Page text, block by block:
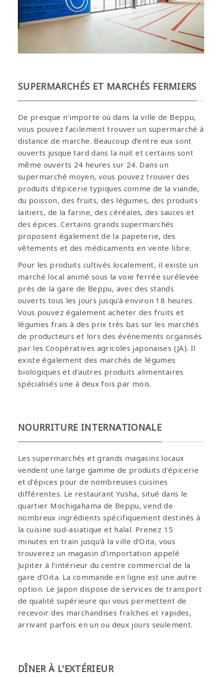
SUPERMARCHÉS ET MARCHÉS FERMIERS
De presque n'importe où dans la ville de Beppu,
vous pouvez facilement trouver un supermarché à
distance de marche. Beaucoup d’entre eux sont
ouverts jusque tard dans la nuit et certains sont
même ouverts 24 heures sur 24. Dans un
supermarché moyen, vous pouvez trouver des
produits d'épicerie typiques comme de la viande,
du poisson, des fruits, des légumes, des produits
laitiers, de la farine, des céréales, des sauces et
des épices. Certains grands supermarchés
proposent également de la papeterie, des
vêtements et des médicaments en vente libre.
Pour les produits cultivés localement, il existe un
marché local animé sous la voie ferrée surélevée
près de la gare de Beppu, avec des stands
ouverts tous les jours jusqu'à environ 18 heures.
Vous pouvez également acheter des fruits et
légumes frais à des prix très bas sur les marchés
de producteurs et lors des événements organisés
par les Coopératives agricoles japonaises (JA). Il
existe également des marchés de légumes
biologiques et d'autres produits alimentaires
spécialisés une à deux fois par mois.
NOURRITURE INTERNATIONALE
Les supermarchés et grands magasins locaux
vendent une large gamme de produits d'épicerie
et d'épices pour de nombreuses cuisines
différentes. Le restaurant Yusha, situé dans le
quartier Mochigahama de Beppu, vend de
nombreux ingrédients spécifiquement destinés à
la cuisine sud-asiatique et halal. Prenez 15
minutes en train jusqu'à la ville d'Oita, vous
trouverez un magasin d'importation appelé
Jupiter à l'intérieur du centre commercial de la
gare d'Oita. La commande en ligne est une autre
option. Le Japon dispose de services de transport
de qualité supérieure qui vous permettent de
recevoir des marchandises fraîches et rapides,
arrivant parfois en un ou deux jours seulement.
DÎNER À L'EXTÉRIEUR